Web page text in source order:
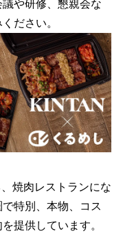
や研修、懇親会な
ださい。
焼肉レストランにな
特別、本物、コス
提供しています。